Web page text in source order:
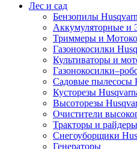
Лес и сад
Бензопилы
Аккумуляторные и
Триммеры и
Газонокосилки
Культиваторы и
Садовые пылесосы
Кусторезы
Высоторезы
Очистители
Тракторы и
Снегоуборщики
Генераторы